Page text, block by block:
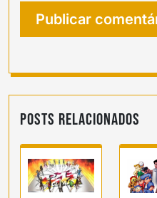
Posts Relacionados